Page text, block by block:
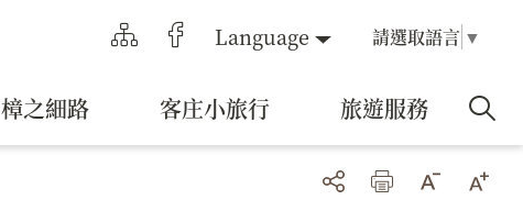
Language 請選取語言 ▼
樟之細路 客庄小旅行 旅遊服務